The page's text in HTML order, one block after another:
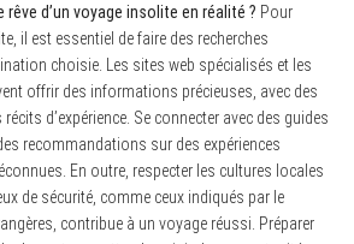
d’un voyage insolite en réalité ? Pour
il est essentiel de faire des recherches
choisie. Les sites web spécialisés et les
offrir des informations précieuses, avec des
d’expérience. Se connecter avec des guides
recommandations sur des expériences
En outre, respecter les cultures locales
de sécurité, comme ceux indiqués par le
contribue à un voyage réussi. Préparer